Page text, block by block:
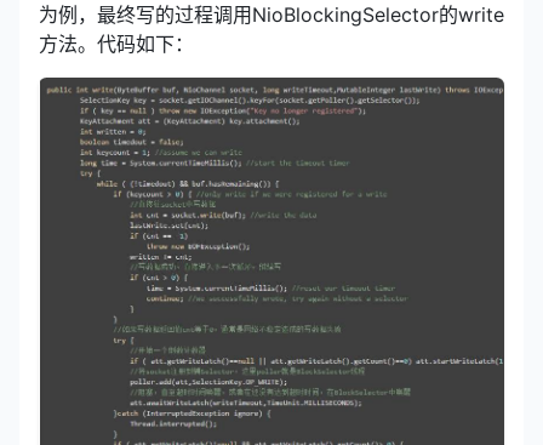
为例，最终写的过程调用NioBlockingSelector的write
方法。代码如下：